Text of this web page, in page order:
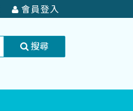
會員登入
搜尋